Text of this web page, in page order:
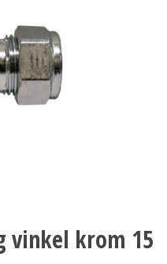
vinkel krom 15